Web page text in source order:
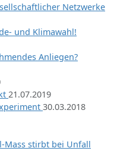
Netzwerke
und Klimawahl!
Anliegen?
21.07.2019
30.03.2018
Mass stirbt bei Unfall